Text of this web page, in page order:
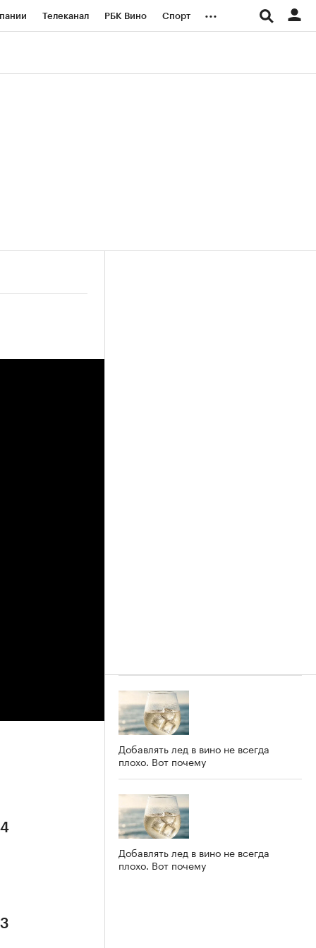
Телеканал РБК Вино Спорт ...
Добавлять лед в вино не всегда
плохо. Вот почему
Добавлять лед в вино не всегда
плохо. Вот почему